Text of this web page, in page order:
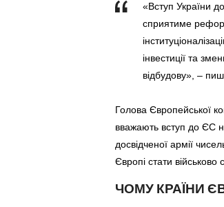
«Вступ України
сприятиме
інвестиції та
відбудову», –
Голова Європейської
вважають вступ до ЄС
досвідченої армії
Європі стати
ЧОМУ КРАЇНИ